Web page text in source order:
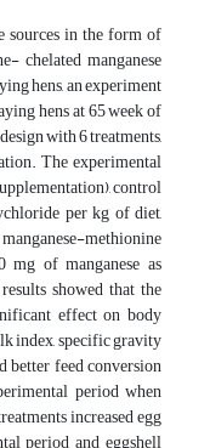
sources in the form of
chelated manganese
hens, an experiment
hens at 65 week of
with 6 treatments,
The experimental
control
per kg of diet,
methionine
of manganese as
showed that the
effect on body
index, specific gravity
better feed conversion
period when
increased egg